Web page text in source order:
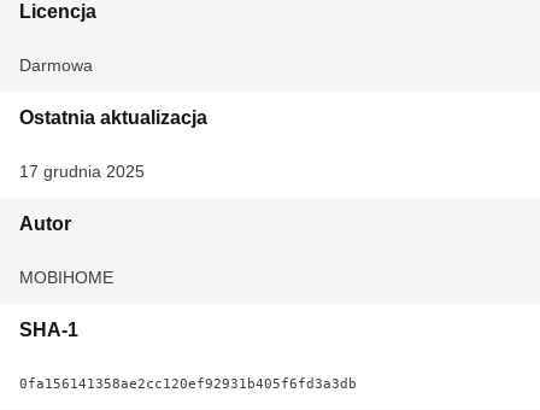
Licencja
Darmowa
Ostatnia aktualizacja
17 grudnia 2025
Autor
MOBIHOME
SHA-1
0fa156141358ae2cc120ef92931b405f6fd3a3db